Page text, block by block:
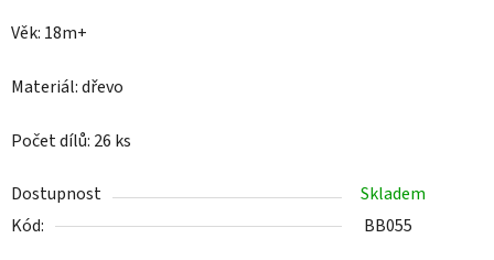
Věk: 18m+
Materiál: dřevo
Počet dílů: 26 ks
Dostupnost
Skladem
Kód:
BB055